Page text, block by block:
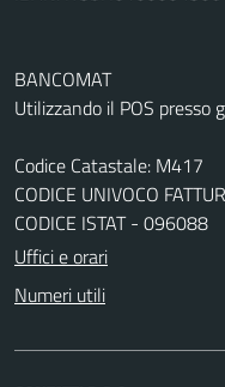
BANCOMAT
Utilizzando il POS presso
Codice Catastale: M417
CODICE UNIVOCO
CODICE ISTAT - 096088
Uffici e orari
Numeri utili